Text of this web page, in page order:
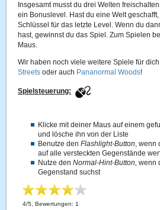
Insgesamt musst du drei Welten
ein Bonuslevel. Hast du eine Welt
Schlüssel für das letzte Level. Wenn du
hast, gewinnst du das Spiel. Zum Spielen
Maus.
Wir haben noch viele weitere Spiele für
Streets oder auch Pananormal Woods!
Spielsteuerung:
Klicke mit deiner Maus auf einem
und lösche ihn von der Liste
Benutze denFlashlight-Button, wenn
auf alle versteckten Gegenstände
Nutze denNormal-Hint-Button,wenn
Gegenstand suchst
4/5 , Bewertungen: 1